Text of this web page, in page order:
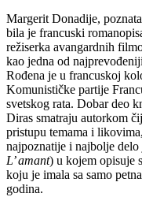
Margerit Donadije,
bila je francuski
režiserka avangardnih
kao jedna od
Rođena je u francuskoj
Komunističke partije
svetskog rata. Dobar deo
Diras smatraju autorkom
pristupu temama i
najpoznatije i najbolje
L’ amant) u kojem opisuje
koju je imala sa samo
godina.